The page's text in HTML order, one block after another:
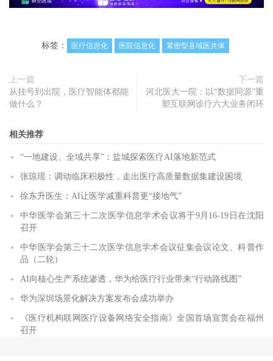
标签： 医疗信息化 医院信息化 紧密型县域医共体
上一篇
从挂号到出院，医疗智能体都能
做什么？
下一篇
河北医大一院：以“数据同源”重
塑互联网诊疗六大业务闭环
相关推荐
“一地建设、全域共享”：盐城探索医疗AI落地新范式
张琼瑶：调动临床积极性，走出医疗高质量数据集建设困境
徐东升医生：AI让医学减重科普更“接地气”
中华医学会第三十二次医学信息学术会议将于9月16-19日在沈阳
召开
中华医学会第三十二次医学信息学术会议征集会议论文、科普作
品（二轮）
AI向核心生产系统渗透，华为给医疗行业带来“行动路线图”
华为深圳场景化解决方案发布会成功举办
《医疗机构联网医疗设备网络安全指南》全国首场宣贯会在福州
召开